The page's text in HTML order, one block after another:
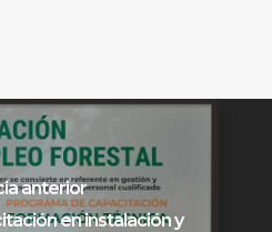
anterior
en instalación y